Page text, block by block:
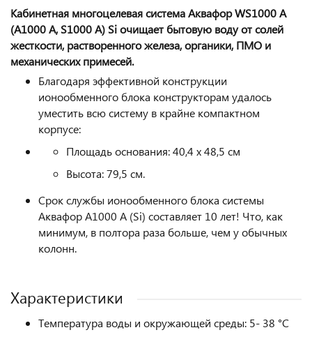
Кабинетная многоцелевая система АквафорWS1000 A
(А1000 A, S1000 A) Si очищает бытовую воду от солей
жесткости, растворенного железа, органики, ПМО и
механических примесей.
Благодаря эффективной конструкции
ионообменного блока конструкторам удалось
уместить всю систему в крайне компактном
корпусе:
Площадь основания: 40,4 х 48,5 см
Высота: 79,5 см.
Срок службы ионообменного блока системы
Аквафор A1000 A (Si) составляет 10 лет! Что, как
минимум, в полтора раза больше, чем у обычных
колонн.
Характеристики
Температура воды и окружающей среды: 5- 38 °C